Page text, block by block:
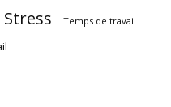
Stress Temps de travail